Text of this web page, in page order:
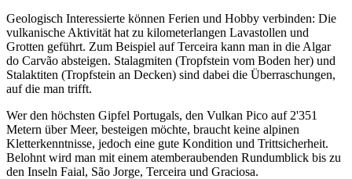
Geologisch Interessierte können Ferien und Hobby verbinden: Die
vulkanische Aktivität hat zu kilometerlangen Lavastollen und
Grotten geführt. Zum Beispiel auf Terceira kann man in die Algar
do Carvão absteigen. Stalagmiten (Tropfstein vom Boden her) und
Stalaktiten (Tropfstein an Decken) sind dabei die Überraschungen,
auf die man trifft.
Wer den höchsten Gipfel Portugals, den Vulkan Pico auf 2'351
Metern über Meer, besteigen möchte, braucht keine alpinen
Kletterkenntnisse, jedoch eine gute Kondition und Trittsicherheit.
Belohnt wird man mit einem atemberaubenden Rundumblick bis zu
den Inseln Faial, São Jorge, Terceira und Graciosa.